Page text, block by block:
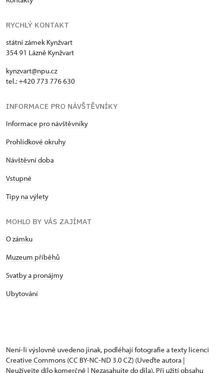
RYCHLÝ KONTAKT
státní zámek Kynžvart
354 91 Lázně Kynžvart
kynzvart@npu.cz
tel.: +420 773 776 630
INFORMACE PRO NÁVŠTĚVNÍKY
Informace pro návštěvníky
Prohlídkové okruhy
Návštěvní doba
Vstupné
Tipy na výlety
MOHLO BY VÁS ZAJÍMAT
O zámku
Muzeum příběhů
Svatby a pronájmy
Ubytování
Není-li výslovně uvedeno jinak, podléhají fotografie a texty licenci
Creative Commons (CC BY-NC-ND 3.0 CZ) (Uveďte autora |
Neužívejte dílo komerčně | Nezasahujte do díla). Při užití obsahu